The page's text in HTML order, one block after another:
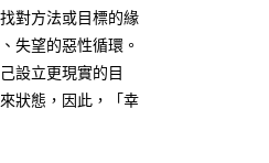
對方法或目標的緣
失望的惡性循環。
設立更現實的目
狀態，因此，「幸